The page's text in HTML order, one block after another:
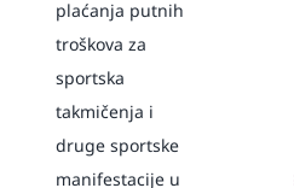
plaćanja putnih
troškova za
sportska
takmičenja i
druge sportske
manifestacije u